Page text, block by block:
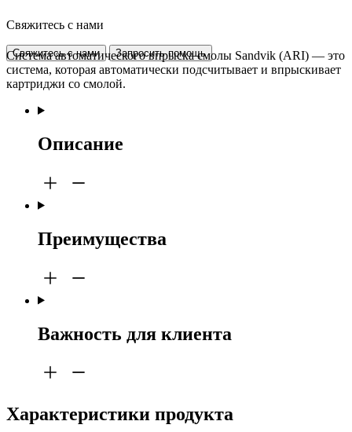
Свяжитесь с нами
Свяжитесь с нами Запросить помощь
Система автоматического впрыска смолы Sandvik (ARI) — это
система, которая автоматически подсчитывает и впрыскивает
картриджи со смолой.
Описание
Преимущества
Важность для клиента
Характеристики продукта